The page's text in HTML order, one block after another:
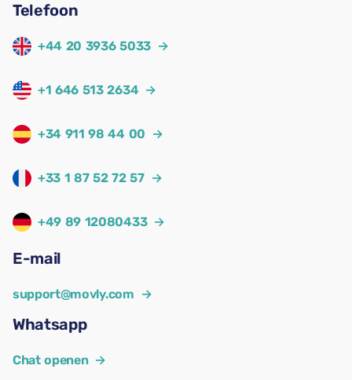
Telefoon
+44 20 3936 5033 →
+1 646 513 2634 →
+34 911 98 44 00 →
+33 1 87 52 72 57 →
+49 89 12080433 →
E-mail
support@movly.com →
Whatsapp
Chat openen →